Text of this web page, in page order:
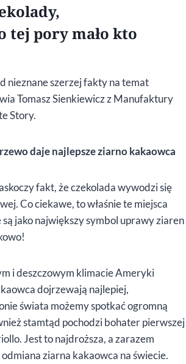
tej pory mało kto
nieznane szerzej fakty na temat
Tomasz Sienkiewicz z Manufaktury
Story.
daje najlepsze ziarno kakaowca
fakt, że czekolada wywodzi się
Co ciekawe, to właśnie te miejsca
jako największy symbol uprawy ziaren
i deszczowym klimacie Ameryki
dojrzewają najlepiej,
świata możemy spotkać ogromną
stamtąd pochodzi bohater pierwszej
Jest to najdroższa, a zarazem
ziarna kakaowca na świecie.